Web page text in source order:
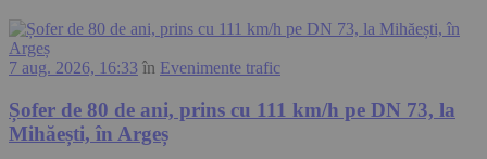
7 aug. 2026, 16:33 în Evenimente trafic
Șofer de 80 de ani, prins cu 111 km/h pe DN 73, la
Mihăești, în Argeș